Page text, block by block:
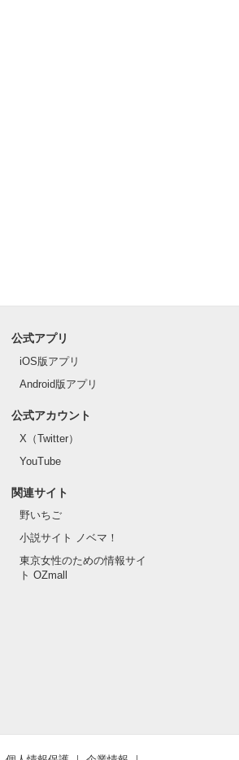
公式アプリ
iOS版アプリ
Android版アプリ
公式アカウント
X（Twitter）
YouTube
関連サイト
野いちご
小説サイト ノベマ！
東京女性のための情報サイ
ト OZmall